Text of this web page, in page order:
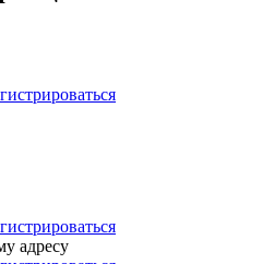
адресу